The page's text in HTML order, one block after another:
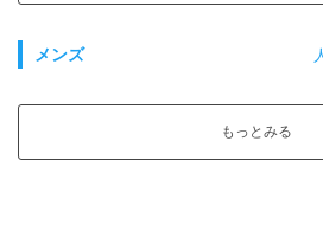
メンズ
もっとみる